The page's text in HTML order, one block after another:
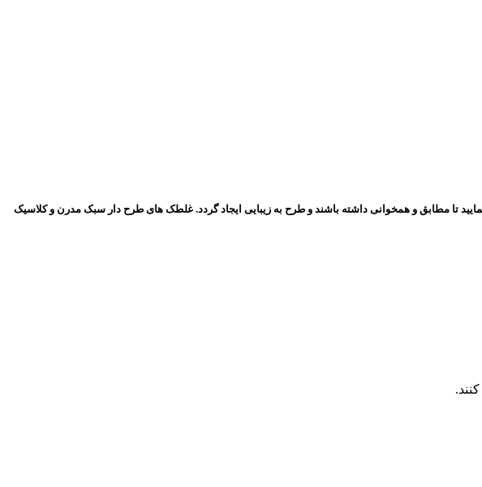
سطح دیوار ایجاد کنید، در انتخاب رنگ های دقت نمایید تا مطابق و همخوانی داشته باشند و طرح به زیبایی ایجاد گردد. غلطک های طرح دار سبک مدرن و کلاسیک